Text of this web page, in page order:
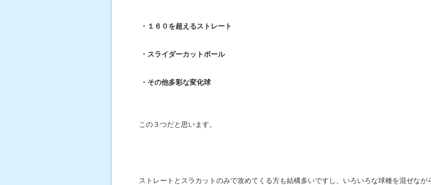
・１６０を超えるストレート
・スライダーカットボール
・その他多彩な変化球
この３つだと思います。
ストレートとスラカットのみで攻めてくる方も結構多いですし、いろいろな球種を混ぜな